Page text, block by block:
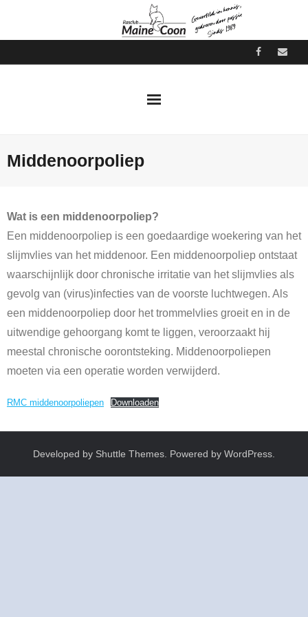
Middenoorpoliep
Wat is een middenoorpoliep?
Een middenoorpoliep is een goedaardige woekering van het
slijmvlies van het middenoor. Een middenoorpoliep ontstaat
waarschijnlijk door chronische irritatie van het slijmvlies als
gevolg van (virus)infecties van de voorste luchtwegen. Als
een middenoorpoliep door het trommelvlies groeit en in de
uitwendige gehoorgang komt te liggen, veroorzaakt hij
meestal chronische oorontsteking. Middenoorpoliepen
moeten via een operatie worden verwijderd.
RMC middenoorpoliepen Downloaden
Developed by Shuttle Themes . Powered by WordPress